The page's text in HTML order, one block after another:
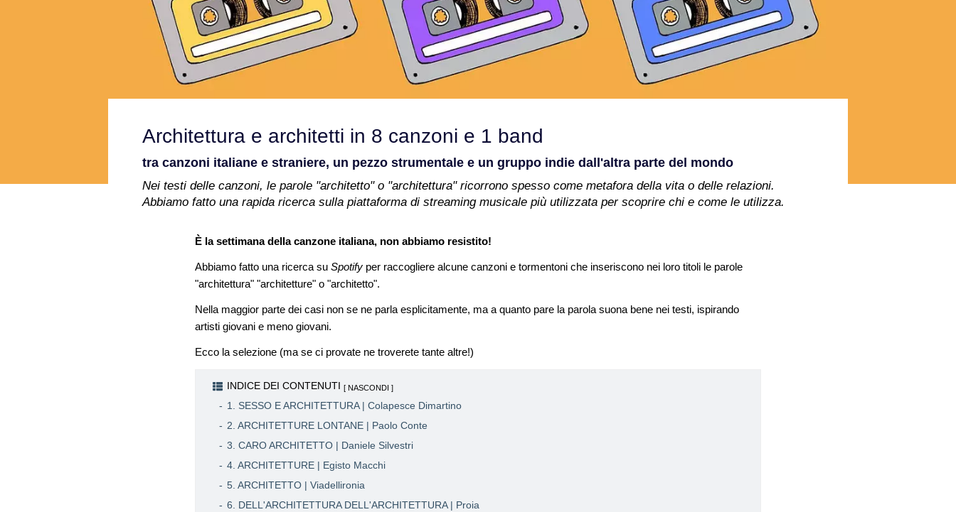
Architettura e architetti in 8 canzoni e 1 band
tra canzoni italiane e straniere, un pezzo strumentale e un gruppo indie dall'altra parte del mondo
Nei testi delle canzoni, le parole "architetto" o "architettura" ricorrono spesso come metafora della vita o delle relazioni.
Abbiamo fatto una rapida ricerca sulla piattaforma di streaming musicale più utilizzata per scoprire chi e come le utilizza.
È la settimana della canzone italiana, non abbiamo resistito!
Abbiamo fatto una ricerca su Spotify per raccogliere alcune canzoni e tormentoni che inseriscono nei loro titoli le parole
"architettura" "architetture" o "architetto".
Nella maggior parte dei casi non se ne parla esplicitamente, ma a quanto pare la parola suona bene nei testi, ispirando
artisti giovani e meno giovani.
Ecco la selezione (ma se ci provate ne troverete tante altre!)
INDICE DEI CONTENUTI
1. SESSO E ARCHITETTURA | Colapesce Dimartino
2. ARCHITETTURE LONTANE | Paolo Conte
3. CARO ARCHITETTO | Daniele Silvestri
4. ARCHITETTURE | Egisto Macchi
5. ARCHITETTO | Viadellironia
6. DELL'ARCHITETTURA DELL'ARCHITETTURA | Proia